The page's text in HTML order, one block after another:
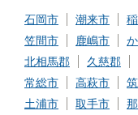
石岡市 潮来市
笠間市
鹿嶋市
北相馬郡
久慈郡
常総市
高萩市
土浦市
取手市